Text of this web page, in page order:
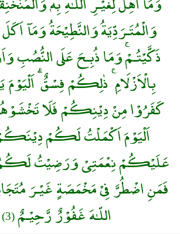
وَالْمُتَـرَدِّيَةُ وَالنَّطِيْحَةُ وَمَآ اَكَلَ
ذَكَّيْتُـمْۚ وَمَا ذُبِـحَ عَلَى النُّصُبِ
بِالْاَزْلَامِ ۚ ذٰلِكُمْ فِسْقٌ ۗ اَلْيَوْمَ
كَفَرُوْا مِنْ دِيْنِكُمْ فَلَا
اَلْيَوْمَ اَكْمَلْتُ لَكُمْ
عَلَيْكُمْ نِعْمَتِىْ وَرَضِيْتُ لَكُمُ
فَمَنِ اضْطُرَّ فِىْ مَخْمَصَةٍ غَيْـرَ
اللّـٰهَ غَفُوْرٌ رَّحِيْـمٌ(3)